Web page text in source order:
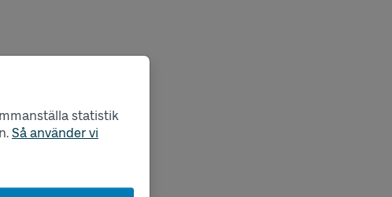
statistik
Så använder vi